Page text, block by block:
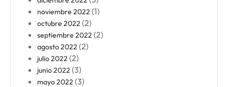
noviembre 2022 (1)
octubre 2022 (2)
septiembre 2022 (2)
agosto 2022 (2)
julio 2022 (2)
junio 2022 (3)
mayo 2022 (3)